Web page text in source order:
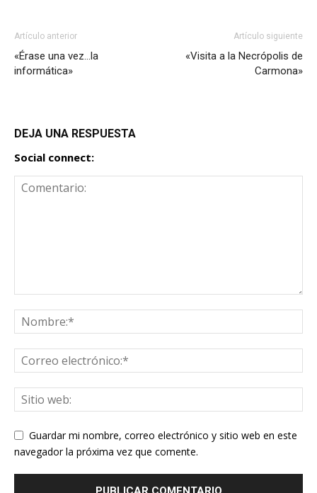
Artículo anterior
«Érase una vez…la
informática»
Artículo siguiente
«Visita a la Necrópolis de
Carmona»
DEJA UNA RESPUESTA
Social connect:
Guardar mi nombre, correo electrónico y sitio web en este
navegador la próxima vez que comente.